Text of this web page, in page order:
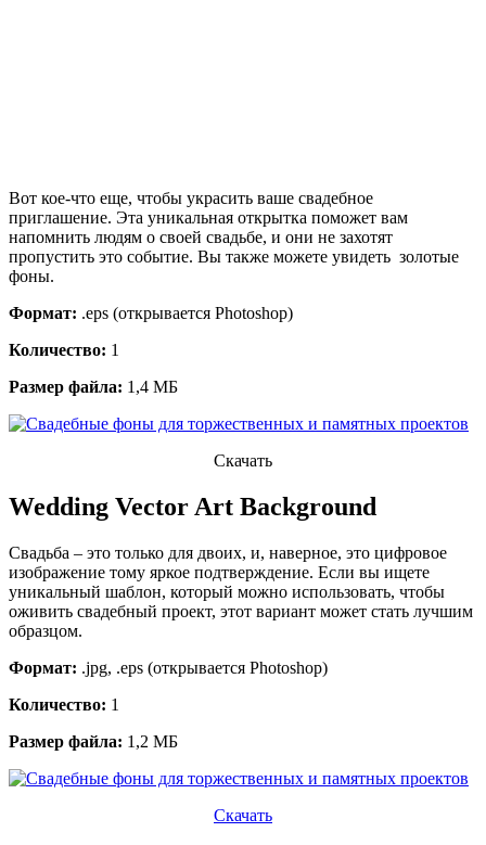
Вот кое-что еще, чтобы украсить ваше свадебное
приглашение. Эта уникальная открытка поможет вам
напомнить людям о своей свадьбе, и они не захотят
пропустить это событие. Вы также можете увидеть золотые
фоны.
Формат: .eps (открывается Photoshop)
Количество: 1
Размер файла: 1,4 МБ
Скачать
Wedding Vector Art Background
Свадьба – это только для двоих, и, наверное, это цифровое
изображение тому яркое подтверждение. Если вы ищете
уникальный шаблон, который можно использовать, чтобы
оживить свадебный проект, этот вариант может стать лучшим
образцом.
Формат: .jpg, .eps (открывается Photoshop)
Количество: 1
Размер файла: 1,2 МБ
Скачать